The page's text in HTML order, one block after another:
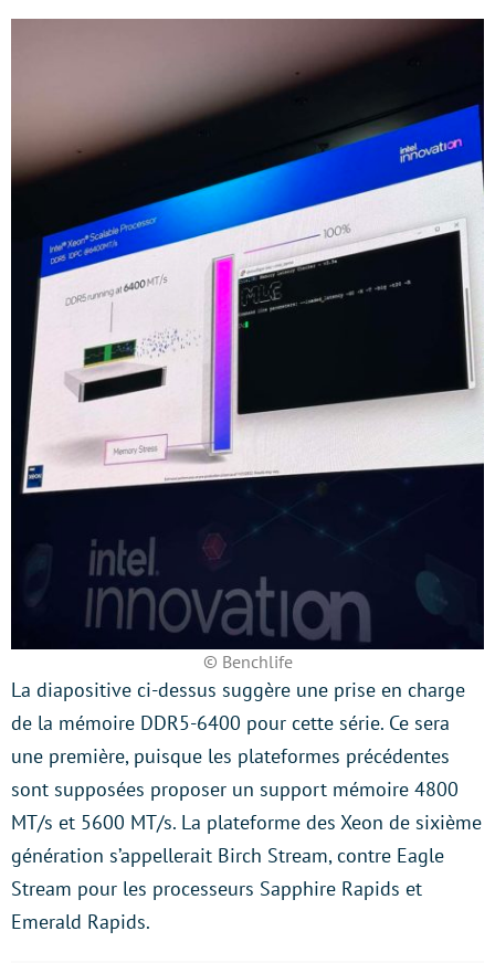
© Benchlife
La diapositive ci-dessus suggère une prise en charge
de la mémoire DDR5-6400 pour cette série. Ce sera
une première, puisque les plateformes précédentes
sont supposées proposer un support mémoire 4800
MT/s et 5600 MT/s. La plateforme des Xeon de sixième
génération s’appellerait Birch Stream, contre Eagle
Stream pour les processeurs Sapphire Rapids et
Emerald Rapids.